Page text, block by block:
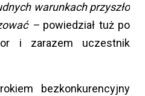
warunkach przyszło
–powiedział tuż po
i zarazem uczestnik
bezkonkurencyjny